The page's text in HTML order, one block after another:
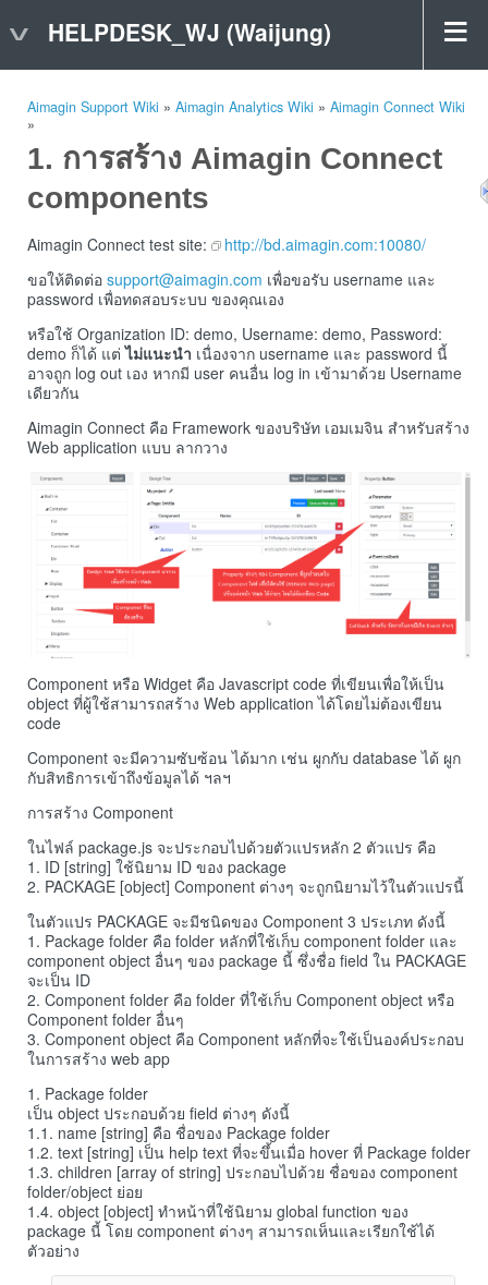
HELPDESK_WJ (Waijung)
Aimagin Support Wiki » Aimagin Analytics Wiki » Aimagin Connect Wiki
»
การสร้าง Aimagin Connect
components
Aimagin Connect test site:
http://bd.aimagin.com:10080/
ขอให้ติดต่อ support@aimagin.com เพื่อขอรับ username และ
password เพื่อทดสอบระบบ ของคุณเอง
หรือใช้ Organization ID: demo, Username: demo, Password:
demo ก็ได้ แต่ไม่แนะนำ เนื่องจาก username และ password นี้
อาจถูก log out เอง หากมี user คนอื่น log in เข้ามาด้วย Username
เดียวกัน
Aimagin Connect คือ Framework ของบริษัท เอมเมจิน สำหรับสร้าง
Web application แบบ ลากวาง
Component หรือ Widget คือ Javascript code ที่เขียนเพื่อให้เป็น
object ที่ผู้ใช้สามารถสร้าง Web application ได้โดยไม่ต้องเขียน
code
Component จะมีความซับซ้อน ได้มาก เช่น ผูกกับ database ได้ ผูก
กับสิทธิการเข้าถึงข้อมูลได้ ฯลฯ
การสร้าง Component
ในไฟล์ package.js จะประกอบไปด้วยตัวแปรหลัก 2 ตัวแปร คือ
1. ID [string] ใช้นิยาม ID ของ package
2. PACKAGE [object] Component ต่างๆ จะถูกนิยามไว้ในตัวแปรนี้
ในตัวแปร PACKAGE จะมีชนิดของ Component 3 ประเภท ดังนี้
1. Package folder คือ folder หลักที่ใช้เก็บ component folder และ
component object อื่นๆ ของ package นี้ ซึ่งชื่อ field ใน PACKAGE
จะเป็น ID
2. Component folder คือ folder ที่ใช้เก็บ Component object หรือ
Component folder อื่นๆ
3. Component object คือ Component หลักที่จะใช้เป็นองค์ประกอบ
ในการสร้าง web app
1. Package folder
เป็น object ประกอบด้วย field ต่างๆ ดังนี้
1.1. name [string] คือ ชื่อของ Package folder
1.2. text [string] เป็น help text ที่จะขึ้นเมื่อ hover ที่ Package folder
1.3. children [array of string] ประกอบไปด้วย ชื่อของ component
folder/object ย่อย
1.4. object [object] ทำหน้าที่ใช้นิยาม global function ของ
package นี้ โดย component ต่างๆ สามารถเห็นและเรียกใช้ได้
ตัวอย่าง